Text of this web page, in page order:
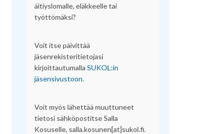
äitiyslomalle, eläkkeelle tai
työttömäksi?
Voit itse päivittää
jäsenrekisteritietojasi
kirjoittautumalla SUKOL:in
jäsensivustoon.
Voit myös lähettää muuttuneet
tietosi sähköpostitse Salla
Kosuselle, salla.kosunen[at]sukol.fi.